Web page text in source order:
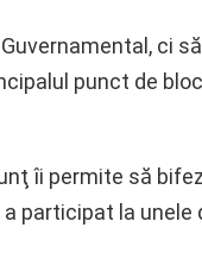
ci
punct de
îi permite să
participat la unele